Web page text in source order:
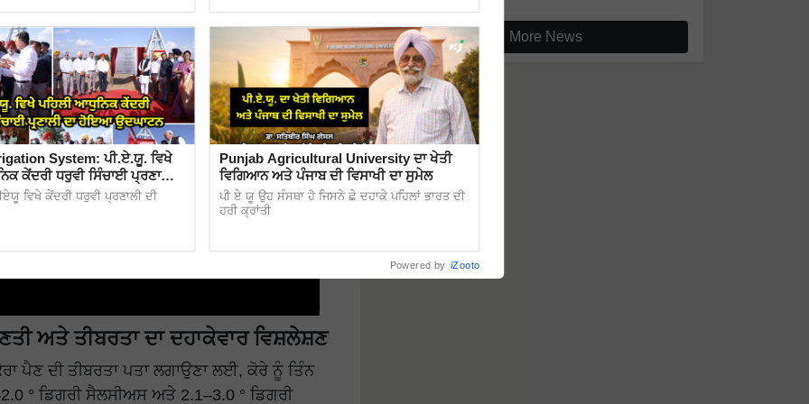
ਅਤੇ ਤੀਬਰਤਾ ਦਾ ਦਹਾਕੇਵਾਰ ਵਿਸ਼ਲੇਸ਼ਣ
ਪੈਣ ਦੀ ਤੀਬਰਤਾ ਪਤਾ ਲਗਾਉਣਾ ਲਈ, ਕੋਰੇ ਨੂੰ ਤਿੰਨ
° ਡਿਗਰੀ ਸੈਲਸੀਅਸ ਅਤੇ 2.1–3.0 ° ਡਿਗਰੀ
More News
System: ਪੀ.ਏ.ਯੂ. ਵਿਖੇ
ਕੇਂਦਰੀ ਧਰੁਵੀ ਸਿੰਚਾਈ ਪ੍ਰਣਾਲੀ
ਵਿਖੇ ਕੇਂਦਰੀ ਧਰੁਵੀ ਪ੍ਰਣਾਲੀ ਦੀ
Punjab Agricultural University ਦਾ ਖੇਤੀ
ਵਿਗਿਆਨ ਅਤੇ ਪੰਜਾਬ ਦੀ ਵਿਸਾਖੀ ਦਾ ਸੁਮੇਲ
ਪੀ ਏ ਯੂ ਉਹ ਸੰਸਥਾ ਹੈ ਜਿਸਨੇ ਛੇ ਦਹਾਕੇ ਪਹਿਲਾਂ ਭਾਰਤ ਦੀ
ਹਰੀ ਕ੍ਰਾਂਤੀ
Powered by iZooto